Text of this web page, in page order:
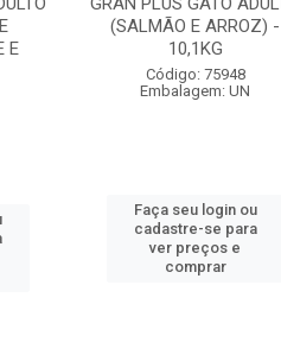
E
(SALMÃO E ARROZ) -
10,1KG
Código: 75948
Embalagem: UN
Faça seu login ou
cadastre-se para
ver preços e
comprar